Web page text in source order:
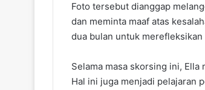
Foto tersebut dianggap
dan meminta maaf atas
dua bulan untuk
Selama masa skorsing ini,
Hal ini juga menjadi pelajaran